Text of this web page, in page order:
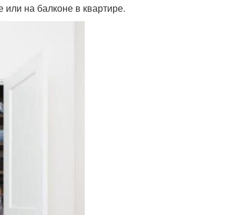
на балконе в квартире.